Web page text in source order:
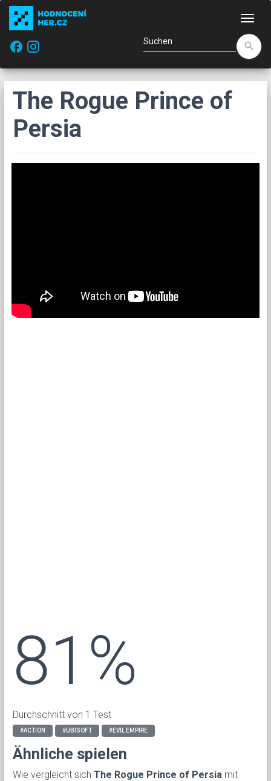
facebook
search
The Rogue Prince of
Persia
81%
Durchschnitt von 1 Test
#ACTION #UBISOFT #EVIL EMPIRE
Ähnliche spielen
Wie vergleicht sich The Rogue Prince of Persia mit